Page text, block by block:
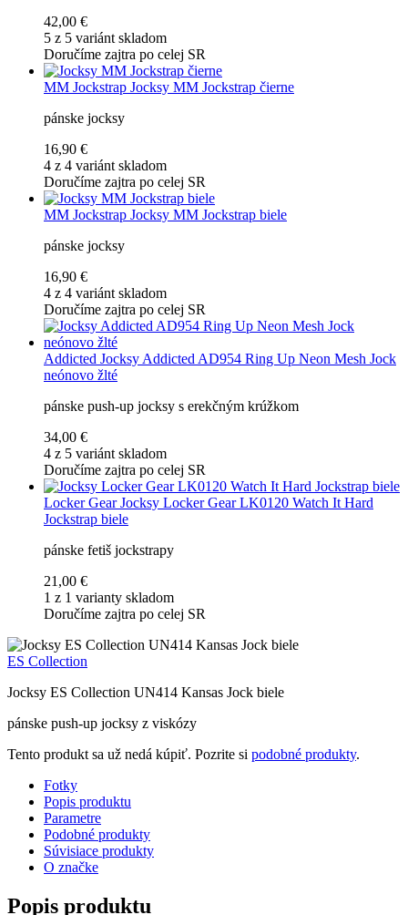
42,00 €
5 z 5 variánt skladom
Doručíme zajtra po celej SR
MM Jockstrap Jocksy MM Jockstrap čierne
pánske jocksy
16,90 €
4 z 4 variánt skladom
Doručíme zajtra po celej SR
MM Jockstrap Jocksy MM Jockstrap biele
pánske jocksy
16,90 €
4 z 4 variánt skladom
Doručíme zajtra po celej SR
Addicted Jocksy Addicted AD954 Ring Up Neon Mesh Jock
neónovo žlté
pánske push-up jocksy s erekčným krúžkom
34,00 €
4 z 5 variánt skladom
Doručíme zajtra po celej SR
Locker Gear Jocksy Locker Gear LK0120 Watch It Hard
Jockstrap biele
pánske fetiš jockstrapy
21,00 €
1 z 1 varianty skladom
Doručíme zajtra po celej SR
ES Collection
Jocksy ES Collection UN414 Kansas Jock biele
pánske push-up jocksy z viskózy
Tento produkt sa už nedá kúpiť. Pozrite si podobné produkty.
Fotky
Popis produktu
Parametre
Podobné produkty
Súvisiace produkty
O značke
Popis produktu